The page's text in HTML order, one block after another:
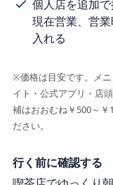
個人店を追加
現在営業、営
入れる
※価格は目安です。メ
イト・公式アプリ・店
補はおおむね￥500～￥
ださい。
行く前に確認する